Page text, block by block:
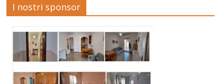
I nostri sponsor